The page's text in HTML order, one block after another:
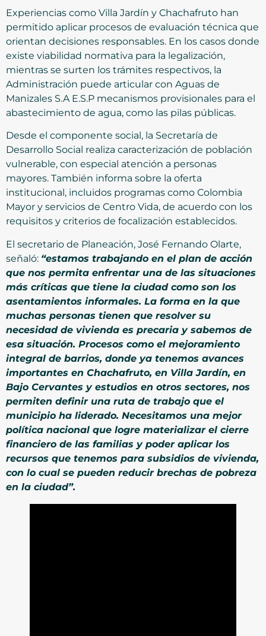
Experiencias como Villa Jardín y Chachafruto han
permitido aplicar procesos de evaluación técnica que
orientan decisiones responsables. En los casos donde
existe viabilidad normativa para la legalización,
mientras se surten los trámites respectivos, la
Administración puede articular con Aguas de
Manizales S.A E.S.P mecanismos provisionales para el
abastecimiento de agua, como las pilas públicas.
Desde el componente social, la Secretaría de
Desarrollo Social realiza caracterización de población
vulnerable, con especial atención a personas
mayores. También informa sobre la oferta
institucional, incluidos programas como Colombia
Mayor y servicios de Centro Vida, de acuerdo con los
requisitos y criterios de focalización establecidos.
El secretario de Planeación, José Fernando Olarte,
señaló: “estamos trabajando en el plan de acción
que nos permita enfrentar una de las situaciones
más críticas que tiene la ciudad como son los
asentamientos informales. La forma en la que
muchas personas tienen que resolver su
necesidad de vivienda es precaria y sabemos de
esa situación. Procesos como el mejoramiento
integral de barrios, donde ya tenemos avances
importantes en Chachafruto, en Villa Jardín, en
Bajo Cervantes y estudios en otros sectores, nos
permiten definir una ruta de trabajo que el
municipio ha liderado. Necesitamos una mejor
política nacional que logre materializar el cierre
financiero de las familias y poder aplicar los
recursos que tenemos para subsidios de vivienda,
con lo cual se pueden reducir brechas de pobreza
en la ciudad”.